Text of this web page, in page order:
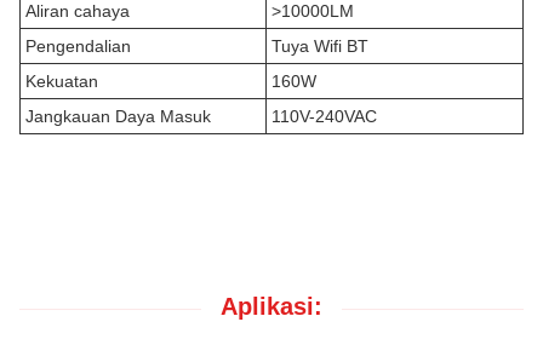
Aliran cahaya
>10000LM
Pengendalian
Tuya Wifi BT
Kekuatan
160W
Jangkauan Daya Masuk
110V-240VAC
Aplikasi: